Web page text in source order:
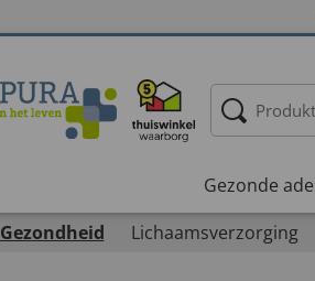
Gezonde
Gezondheid
Lichaamsverzorging